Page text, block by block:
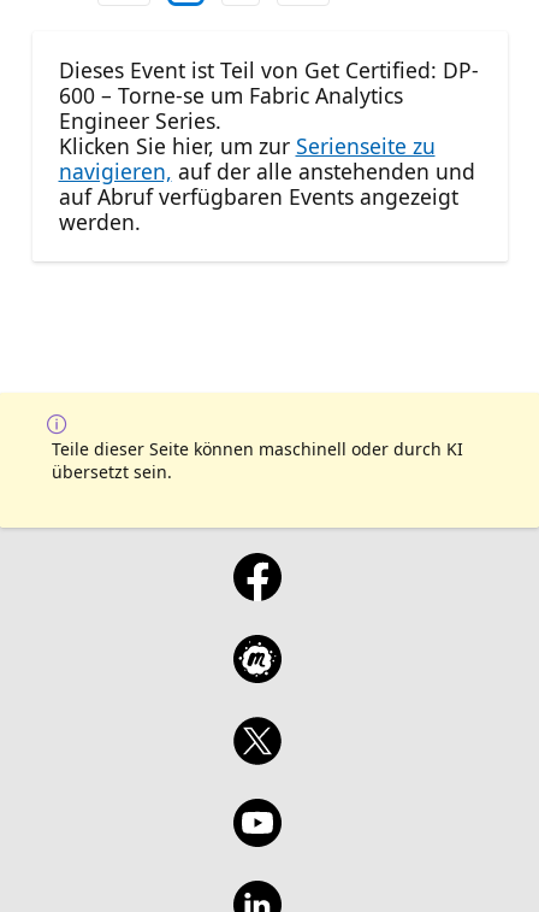
Dieses Event ist Teil von Get Certified: DP-
600 – Torne-se um Fabric Analytics
Engineer Series.
Klicken Sie hier, um zur Serienseite zu
navigieren, auf der alle anstehenden und
auf Abruf verfügbaren Events angezeigt
werden.
Teile dieser Seite können maschinell oder durch KI
übersetzt sein.